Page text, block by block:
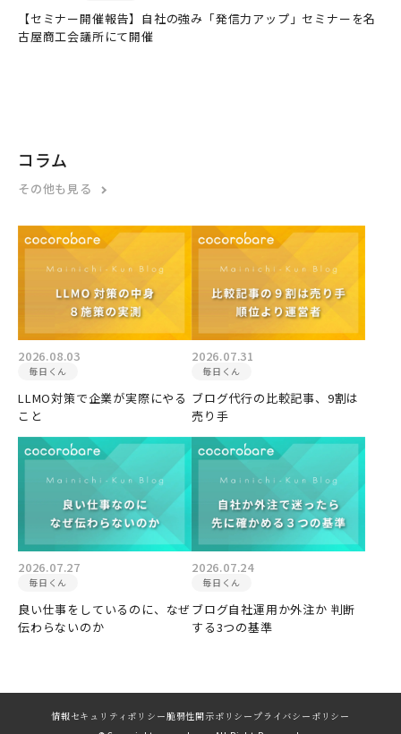
【セミナー開催報告】自社の強み「発信力アップ」セミナーを名
古屋商工会議所にて開催
コラム
その他も見る
2026.08.03
毎日くん
LLMO対策で企業が実際にやる
こと
2026.07.31
毎日くん
ブログ代行の比較記事、9割は
売り手
2026.07.27
毎日くん
良い仕事をしているのに、なぜ
伝わらないのか
2026.07.24
毎日くん
ブログ自社運用か外注か 判断
する3つの基準
情報セキュリティポリシー脆弱性開示ポリシー プライバシーポリシー